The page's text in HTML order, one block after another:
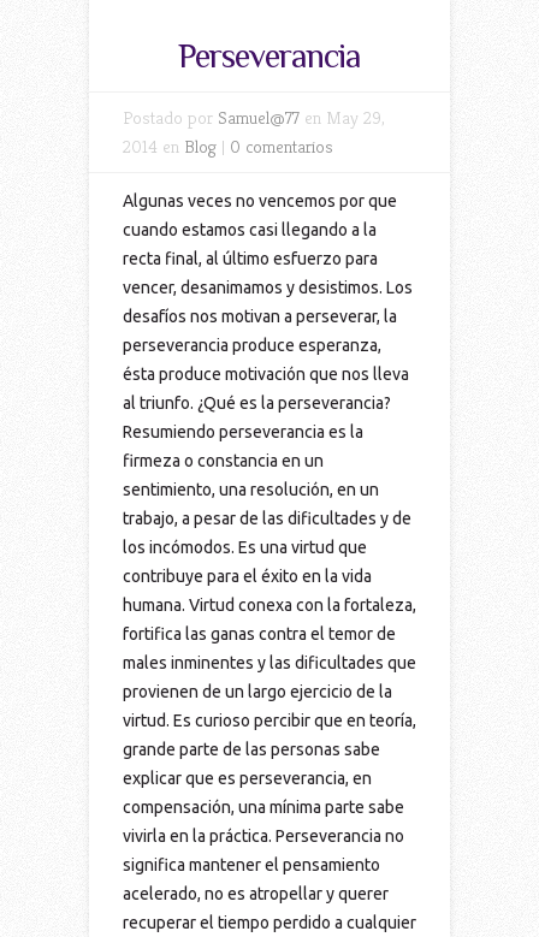
Perseverancia
Postado por Samuel@77 en May 29,
2014 en Blog | 0 comentarios
Algunas veces no vencemos por que
cuando estamos casi llegando a la
recta final, al último esfuerzo para
vencer, desanimamos y desistimos. Los
desafíos nos motivan a perseverar, la
perseverancia produce esperanza,
ésta produce motivación que nos lleva
al triunfo. ¿Qué es la perseverancia?
Resumiendo perseverancia es la
firmeza o constancia en un
sentimiento, una resolución, en un
trabajo, a pesar de las dificultades y de
los incómodos. Es una virtud que
contribuye para el éxito en la vida
humana. Virtud conexa con la fortaleza,
fortifica las ganas contra el temor de
males inminentes y las dificultades que
provienen de un largo ejercicio de la
virtud. Es curioso percibir que en teoría,
grande parte de las personas sabe
explicar que es perseverancia, en
compensación, una mínima parte sabe
vivirla en la práctica. Perseverancia no
significa mantener el pensamiento
acelerado, no es atropellar y querer
recuperar el tiempo perdido a cualquier